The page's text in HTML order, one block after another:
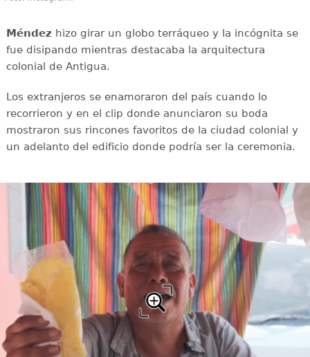
Méndez hizo girar un globo terráqueo y la incógnita se
fue disipando mientras destacaba la arquitectura
colonial de Antigua.
Los extranjeros se enamoraron del país cuando lo
recorrieron y en el clip donde anunciaron su boda
mostraron sus rincones favoritos de la ciudad colonial y
un adelanto del edificio donde podría ser la ceremonia.